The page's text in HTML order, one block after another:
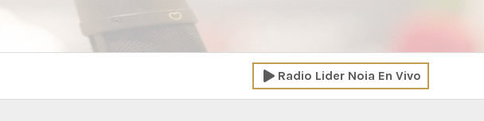
Radio Lider Noia En Vivo